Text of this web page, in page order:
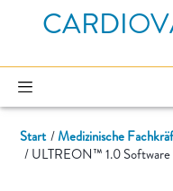
Start Medizinische
ULTREON™ 1.0 Software